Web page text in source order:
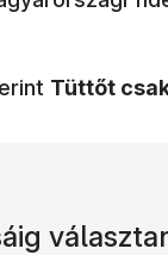
Tüttőt